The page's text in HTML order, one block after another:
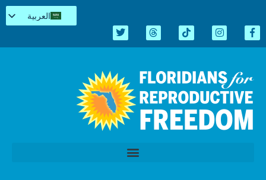
العربية
Español